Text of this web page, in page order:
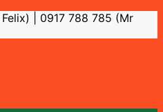
| 0917 788 785 (Mr